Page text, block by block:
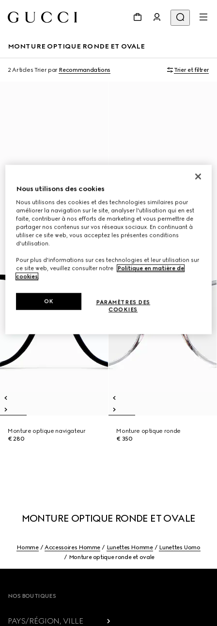
MONTURE OPTIQUE RONDE ET OVALE
2 Articles Trier par Recommandations Trier et filtrer
Monture optique navigateur
€ 280
Monture optique ronde
€ 350
MONTURE OPTIQUE RONDE ET OVALE
Homme Accessoires Homme Lunettes Homme
Lunettes Uomo
Monture optique ronde et ovale
NOS BOUTIQUES
PAYS/RÉGION, VILLE
Nous utilisons des cookies
Nous utilisons des cookies et des technologies similaires pour
améliorer la navigation sur le site, analyser l'utilisation qui en est
faite, contribuer à nos efforts de marketing et vous permettre de
partager nos contenus sur vos réseaux sociaux. En continuant à
utiliser ce site web, vous acceptez les présentes conditions
d'utilisation.
Pour plus d'informations sur ces technologies et leur utilisation sur
ce site web, veuillez consulter notre
Politique en matière de
cookies.
PARAMÈTRES DES
COOKIES
OK